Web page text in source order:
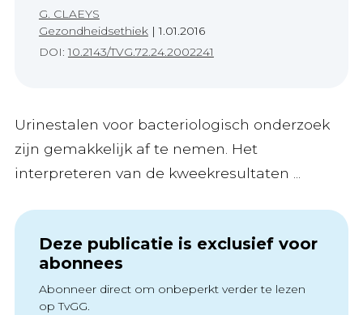
G. CLAEYS
Gezondheidsethiek |1.01.2016
DOI:10.2143/TVG.72.24.2002241
Urinestalen voor bacteriologisch onderzoek
zijn gemakkelijk af te nemen. Het
interpreteren van de kweekresultaten ...
Deze publicatie is exclusief voor
abonnees
Abonneer direct om onbeperkt verder te lezen
op TvGG.